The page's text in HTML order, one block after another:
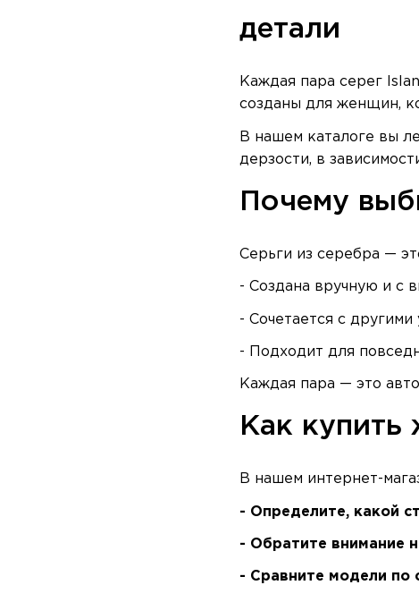
детали
Каждая пара серег
созданы для женщин,
В нашем каталоге вы
дерзости, в
Почему
Серьги из серебра —
- Создана вручную и с
- Сочетается с
- Подходит для
Каждая пара — это
Как купить
В нашем интернет-
- Определите, какой
- Обратите внимание
- Сравните модели по